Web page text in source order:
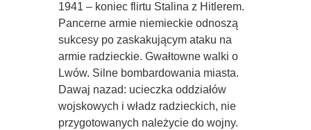
1941 – koniec flirtu Stalina z Hitlerem.
Pancerne armie niemieckie odnoszą
sukcesy po zaskakującym ataku na
armie radzieckie. Gwałtowne walki o
Lwów. Silne bombardowania miasta.
Dawaj nazad: ucieczka oddziałów
wojskowych i władz radzieckich, nie
przygotowanych należycie do wojny.